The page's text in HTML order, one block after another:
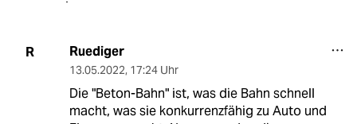
R Ruediger
13.05.2022, 17:24 Uhr
Die "Beton-Bahn" ist, was die Bahn schnell
macht, was sie konkurrenzfähig zu Auto und